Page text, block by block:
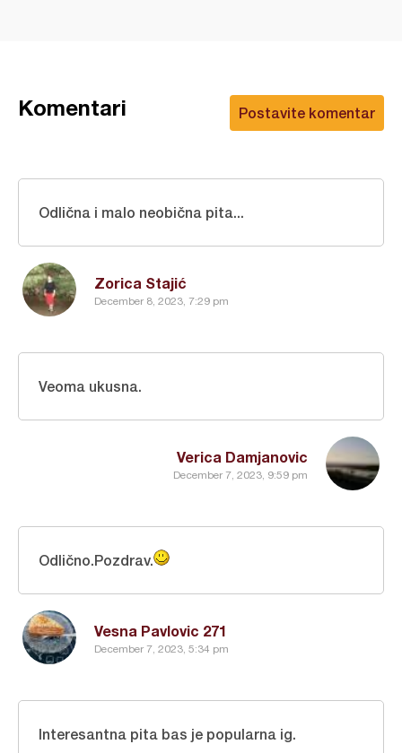
Postavite komentar
Komentari
Zorica Stajić
December 8, 2023, 7:29 pm
Odlična i malo neobična pita...
Verica Damjanovic
December 7, 2023, 9:59 pm
Veoma ukusna.
Vesna Pavlovic 271
December 7, 2023, 5:34 pm
Odlično.Pozdrav.
Interesantna pita bas je popularna ig.